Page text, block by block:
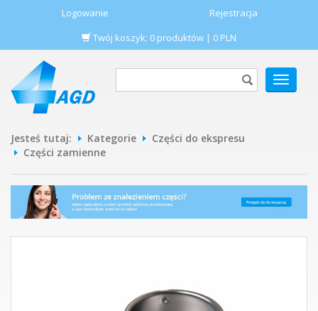
Logowanie
Rejestracja
Twój koszyk: 0 produktów | 0 PLN
POKAŻ
MENU
Jesteś tutaj: Kategorie
Części do ekspresu
Części zamienne